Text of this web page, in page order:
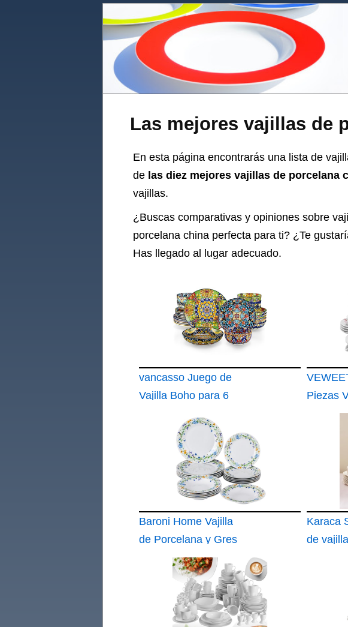
Las mejores vajillas de
En esta página encontrarás una lista de
de las diez mejores vajillas de porcelana
vajillas.
¿Buscas comparativas y opiniones sobre
porcelana china perfecta para ti? ¿Te
Has llegado al lugar adecuado.
vancasso Juego de
Vajilla Boho para 6
Piezas
Baroni Home Vajilla
de Porcelana y Gres
de 18 Piezas
Karaca
de
cena y